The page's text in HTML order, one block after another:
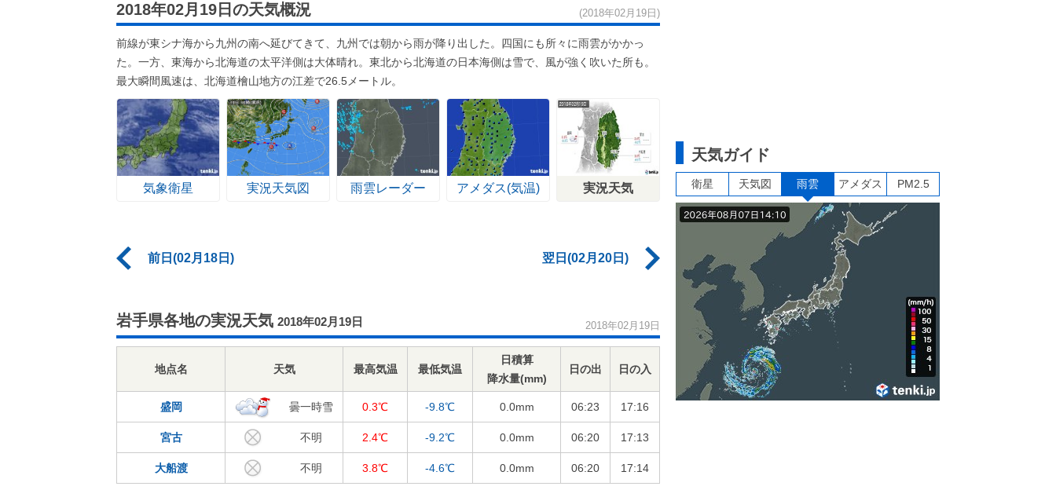
2018年02月19日の天気概況 (2018年02月19日)
前線が東シナ海から九州の南へ延びてきて、九州では朝から雨が降り出した。四国にも所々に雨雲がかかっ
た。一方、東海から北海道の太平洋側は大体晴れ。東北から北海道の日本海側は雪で、風が強く吹いた所も。
最大瞬間風速は、北海道檜山地方の江差で26.5メートル。
気象衛星 実況天気図 雨雲レーダー アメダス(気温) 実況天気
前日(02月18日) 翌日(02月20日)
岩手県各地の実況天気 2018年02月19日 2018年02月19日
地点名 天気 最高気温 最低気温
日積算
降水量(mm)
日の出 日の入
盛岡 曇一時雪 0.3℃ -9.8℃ 0.0mm 06:23 17:16
宮古 不明 2.4℃ -9.2℃ 0.0mm 06:20 17:13
大船渡 不明 3.8℃ -4.6℃ 0.0mm 06:20 17:14
天気ガイド
衛星 天気図 雨雲 アメダス PM2.5